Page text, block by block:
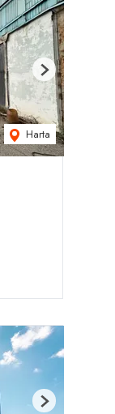
Harta
Next
Next